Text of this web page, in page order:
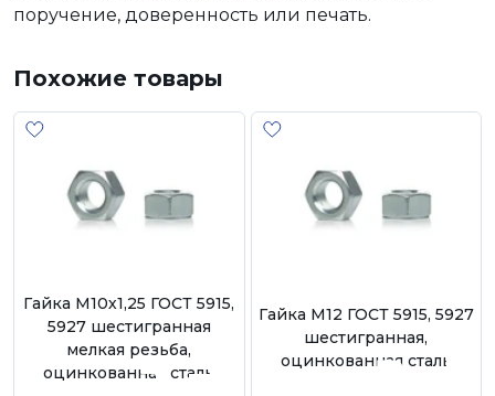
поручение, доверенность или печать.
Похожие товары
Гайка М10х1,25 ГОСТ 5915,
5927 шестигранная
мелкая резьба,
оцинкованная сталь
Гайка М12 ГОСТ 5915, 5927
шестигранная,
оцинкованная сталь